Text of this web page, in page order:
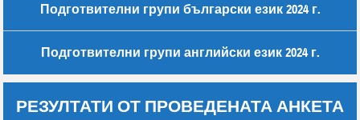
Подготвителни групи български език 2024 г.
Подготвителни групи английски език 2024 г.
РЕЗУЛТАТИ ОТ ПРОВЕДЕНАТА АНКЕТА